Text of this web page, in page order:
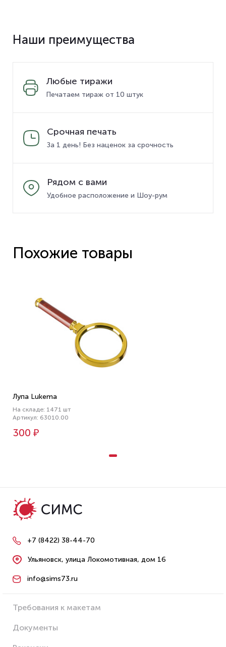
Наши преимущества
Любые тиражи
Печатаем тираж от 10 штук
Срочная печать
За 1 день! Без наценок за срочность
Рядом с вами
Удобное расположение и Шоу-рум
Похожие товары
Лупа Lukema
На складе: 1471 шт
Артикул: 63010.00
300 ₽
+7 (8422) 38-44-70
Ульяновск, улица Локомотивная, дом 16
info@sims73.ru
Требования к макетам
Документы